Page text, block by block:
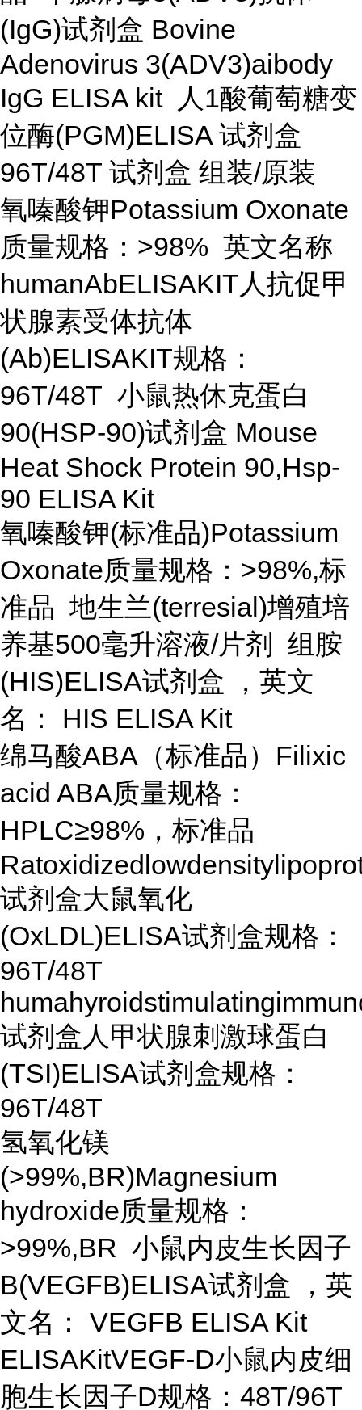
(IgG)试剂盒 Bovine
Adenovirus 3(ADV3)aibody
IgG ELISA kit 人1酸葡萄糖变
位酶(PGM)ELISA 试剂盒
96T/48T 试剂盒 组装/原装
氧嗪酸钾Potassium Oxonate
质量规格：>98% 英文名称
humanAbELISAKIT人抗促甲
状腺素受体抗体
(Ab)ELISAKIT规格：
96T/48T 小鼠热休克蛋白
90(HSP-90)试剂盒 Mouse
Heat Shock Protein 90,Hsp-
90 ELISA Kit
氧嗪酸钾(标准品)Potassium
Oxonate质量规格：>98%,标
准品 地生兰(terresial)增殖培
养基500毫升溶液/片剂 组胺
(HIS)ELISA试剂盒 ，英文
名： HIS ELISA Kit
绵马酸ABA（标准品）Filixic
acid ABA质量规格：
HPLC≥98%，标准品
试剂盒大鼠氧化
(OxLDL)ELISA试剂盒规格：
96T/48T
试剂盒人甲状腺刺激球蛋白
(TSI)ELISA试剂盒规格：
96T/48T
氢氧化镁
(>99%,BR)Magnesium
hydroxide质量规格：
>99%,BR 小鼠内皮生长因子
B(VEGFB)ELISA试剂盒 ，英
文名： VEGFB ELISA Kit
ELISAKitVEGF-D小鼠内皮细
胞生长因子D规格：48T/96T